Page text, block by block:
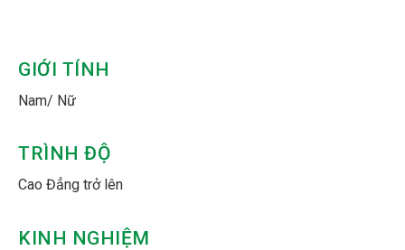
GIỚI TÍNH
Nam/ Nữ
TRÌNH ĐỘ
Cao Đẳng trở lên
KINH NGHIỆM